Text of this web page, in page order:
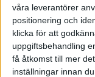
våra leverantörer
positionering och
klicka för att
uppgiftsbehandling
få åtkomst till mer
inställningar innan
FORUMAKTIVITET
Nystartad
söker kunder,
Tråd i Söker/